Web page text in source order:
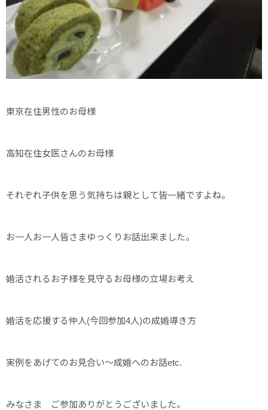
東京在住男性のお母様
高知在住女医さんのお母様
それぞれ子供を思う気持ちは親として皆一緒ですよね。
お一人お一人皆さまゆっくりお話出来ました。
婚活されるお子様を見守るお母様の立場お考え
婚活を応援する仲人(今回参加4人)の成婚導き方
実例をあげてのお見合い～成婚へのお話etc.
みなさま ご参加ありがとうございました。